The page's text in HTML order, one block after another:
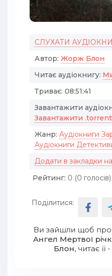
СЛУХАТИ
Автор: Жорж Блон
Читає аудіокнигу:
Триває: 08:51:41
Завантажити
Завантажити .torrent
Жанр: Аудіокниги
Аудіокниги
Додати в закладки
Рейтинг: 0 (0
Поділитися:
Ви зайшли щоб
Ангел Мертвої
Блон, читає її -